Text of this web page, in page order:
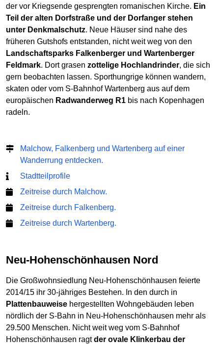
der vor Kriegsende gesprengten romanischen Kirche. Ein
Teil der alten Dorfstraße und der Dorfanger stehen
unter Denkmalschutz. Neue Häuser sind nahe des
früheren Gutshofs entstanden, nicht weit weg von den
Landschaftsparks Falkenberger und Wartenberger
Feldmark. Dort grasen zottelige Hochlandrinder, die sich
gern beobachten lassen. Sporthungrige können wandern,
skaten oder vom S-Bahnhof Wartenberg aus auf dem
europäischen Radwanderweg R1 bis nach Kopenhagen
radeln.
Malchow, Falkenberg und Wartenberg auf einer
Wanderrung entdecken.
Stadtteilprofile
Zeitreise durch Malchow.
Zeitreise durch Falkenberg.
Zeitreise durch Wartenberg.
Neu-Hohenschönhausen Nord
Die Großwohnsiedlung Neu-Hohenschönhausen feierte
2014/15 ihr 30-jähriges Bestehen. In den durch in
Plattenbauweise hergestellten Wohngebäuden leben
nördlich der S-Bahn in Neu-Hohenschönhausen mehr als
29.500 Menschen. Nicht weit weg vom S-Bahnhof
Hohenschönhausen ragtder ovale Klinkerbau der